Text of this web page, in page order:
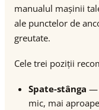
manualul mașinii
ale punctelor de
greutate.
Cele trei poziții
Spate-stânga —
mic, mai